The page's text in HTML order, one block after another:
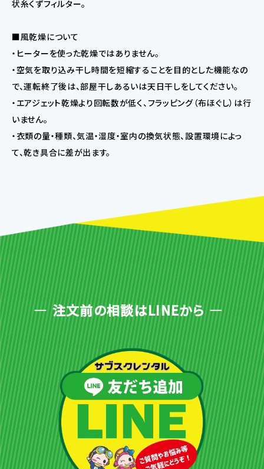
状糸くずフィルター。
■風乾燥について
・ヒーターを使った乾燥ではありません。
・空気を取り込み干し時間を短縮することを目的とした機能なの
で、運転終了後は、部屋干しあるいは天日干しをしてください。
・エアジェット乾燥より回転数が低く、フラッピング（布ほぐし）は行
いません。
・衣類の量・種類、気温・湿度・室内の換気状態、設置環境によっ
て、乾き具合に差が出ます。
注文前の相談はLINEから